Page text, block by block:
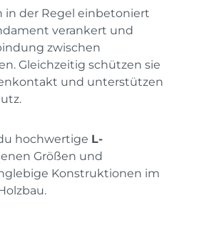
in der Regel einbetoniert
verankert und
zwischen
Gleichzeitig schützen sie
und unterstützen
hochwertige L-
Größen und
Konstruktionen im